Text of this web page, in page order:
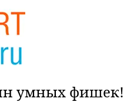
умных фишек!